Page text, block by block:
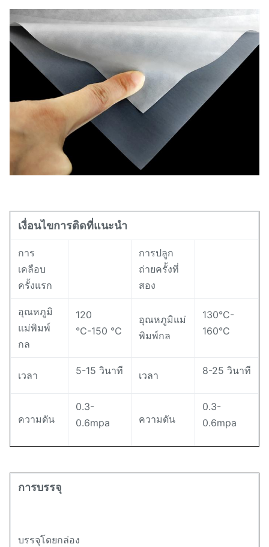
ดัชนีการไหลละลาย 17±7ก./10นาที
ความแข็ง
สัดส่วน 1.18±0.02ก./ซม.3
เงื่อนไขการติดที่แนะนำ
การ
เคลือบ
ครั้งแรก
การปลูก
ถ่ายครั้งที่
สอง
อุณหภูมิ
แม่พิมพ์
กล
120
℃-150 ℃
อุณหภูมิแม่
พิมพ์กล
130°C-
160°C
เวลา 5-15 วินาที เวลา 8-25 วินาที
ความดัน
0.3-
0.6mpa
ความดัน
0.3-
0.6mpa
การบรรจุ
บรรจุโดยกล่อง